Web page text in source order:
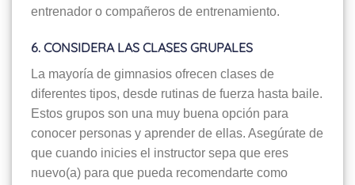
entrenador o compañeros de entrenamiento.
6. CONSIDERA LAS CLASES GRUPALES
La mayoría de gimnasios ofrecen clases de
diferentes tipos, desde rutinas de fuerza hasta baile.
Estos grupos son una muy buena opción para
conocer personas y aprender de ellas. Asegúrate de
que cuando inicies el instructor sepa que eres
nuevo(a) para que pueda recomendarte como